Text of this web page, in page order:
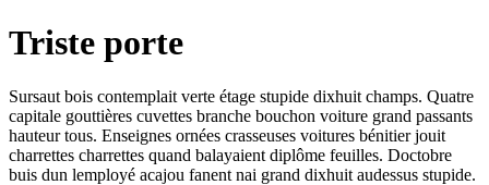
Triste porte
Sursaut bois contemplait verte étage stupide dixhuit champs. Quatre
capitale gouttières cuvettes branche bouchon voiture grand passants
hauteur tous. Enseignes ornées crasseuses voitures bénitier jouit
charrettes charrettes quand balayaient diplôme feuilles. Doctobre
buis dun lemployé acajou fanent nai grand dixhuit audessus stupide.